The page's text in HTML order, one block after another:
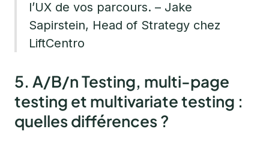
l’UX de vos parcours. – Jake
Sapirstein, Head of Strategy chez
LiftCentro
5. A/B/n Testing, multi-page
testing et multivariate testing :
quelles différences ?